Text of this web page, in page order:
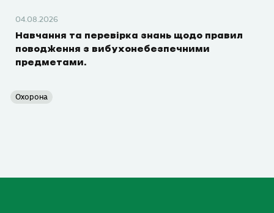
04.08.2026
Навчання та перевірка знань щодо правил
поводження з вибухонебезпечними
предметами.
Охорона